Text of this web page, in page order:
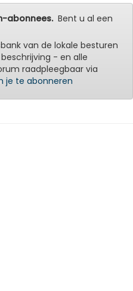
abonnees.Bent u al een
van de lokale besturen
- en alle
raadpleegbaar via
je te abonneren